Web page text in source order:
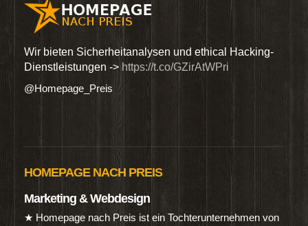
Wir bieten Sicherheitanalysen und ethical Hacking-
Dienstleistungen ->https://t.co/GZirAtWPri
@Homepage_Preis
HOMEPAGE NACH PREIS
Marketing & Webdesign
★ Homepage nach Preis ist ein Tochterunternehmen von